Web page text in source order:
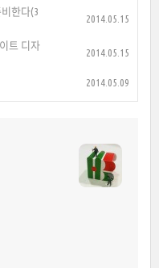
한다(3
2014.05.15
트 디자
2014.05.15
2014.05.09